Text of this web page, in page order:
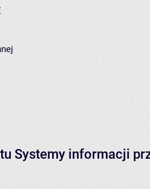
Systemy informacji